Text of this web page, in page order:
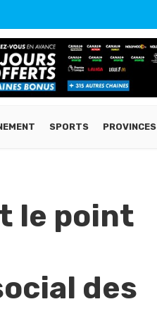
SPORTS PROVINCES
le point
des